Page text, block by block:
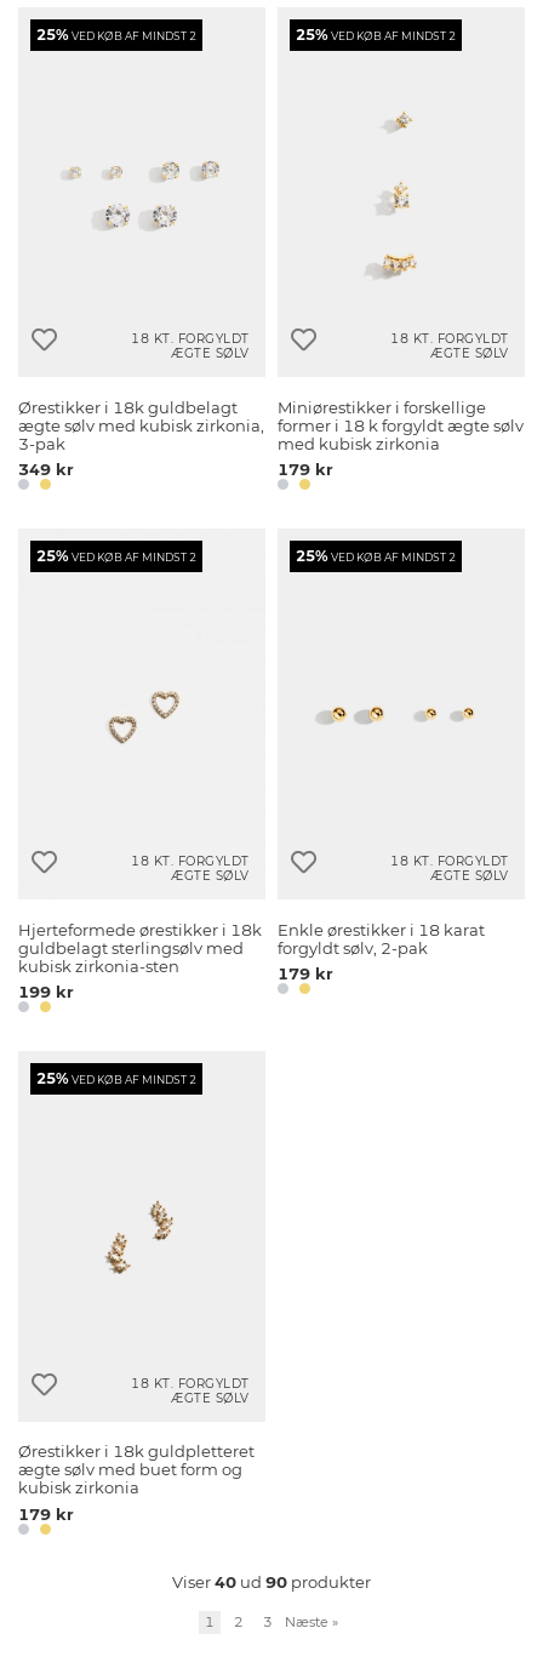
25%VED KØB AF MINDST 2
18 KT. FORGYLDT
ÆGTE SØLV
Ørestikker i 18k guldbelagt
ægte sølv med kubisk zirkonia,
3-pak
349 kr
25%VED KØB AF MINDST 2
18 KT. FORGYLDT
ÆGTE SØLV
Miniørestikker i forskellige
former i 18 k forgyldt ægte sølv
med kubisk zirkonia
179 kr
25%VED KØB AF MINDST 2
18 KT. FORGYLDT
ÆGTE SØLV
Hjerteformede ørestikker i 18k
guldbelagt sterlingsølv med
kubisk zirkonia-sten
199 kr
25%VED KØB AF MINDST 2
18 KT. FORGYLDT
ÆGTE SØLV
Enkle ørestikker i 18 karat
forgyldt sølv, 2-pak
179 kr
25%VED KØB AF MINDST 2
18 KT. FORGYLDT
ÆGTE SØLV
Ørestikker i 18k guldpletteret
ægte sølv med buet form og
kubisk zirkonia
179 kr
Viser40 ud 90 produkter
1 2 3 Næste »